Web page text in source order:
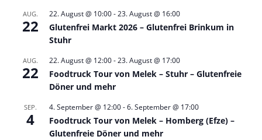
AUG.
22
22. August @ 10:00-23. August @ 16:00
Glutenfrei Markt 2026 – Glutenfrei Brinkum in
Stuhr
AUG.
22
22. August @ 12:00-23. August @ 17:00
Foodtruck Tour von Melek – Stuhr – Glutenfreie
Döner und mehr
SEP.
4
4. September @ 12:00-6. September @ 17:00
Foodtruck Tour von Melek – Homberg (Efze) –
Glutenfreie Döner und mehr